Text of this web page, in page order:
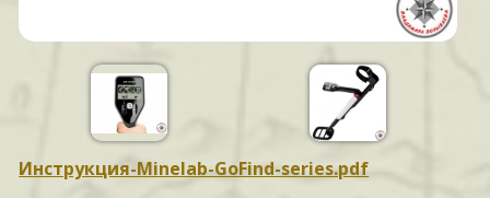
Инструкция-Minelab-GoFind-series.pdf